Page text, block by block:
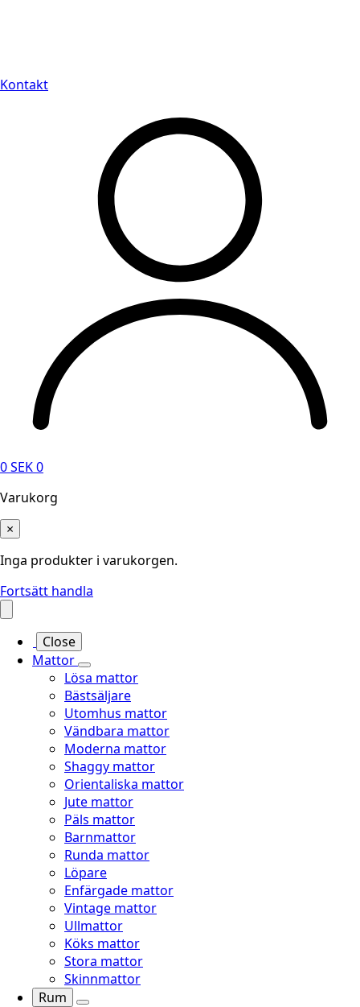
Kontakt
0SEK0
Varukorg
×
Inga produkter i varukorgen.
Fortsätt handla
Close
Mattor
Lösa mattor
Bästsäljare
Utomhus mattor
Vändbara mattor
Moderna mattor
Shaggy mattor
Orientaliska mattor
Jute mattor
Päls mattor
Barnmattor
Runda mattor
Löpare
Enfärgade mattor
Vintage mattor
Ullmattor
Köks mattor
Stora mattor
Skinnmattor
Rum